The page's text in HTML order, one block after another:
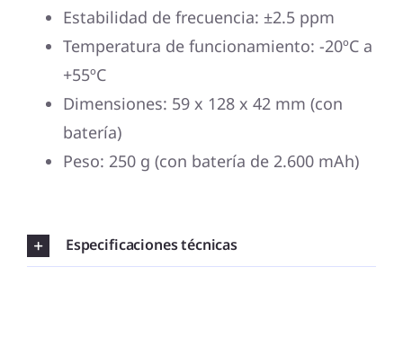
Estabilidad de frecuencia: ±2.5 ppm
Temperatura de funcionamiento: -20ºC a
+55ºC
Dimensiones: 59 x 128 x 42 mm (con
batería)
Peso: 250 g (con batería de 2.600 mAh)
Especificaciones técnicas